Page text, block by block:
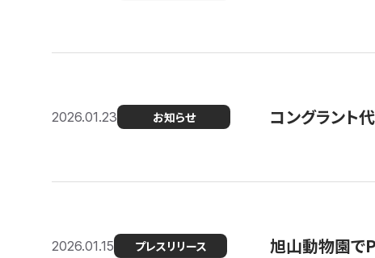
2026.01.23 お知らせ コングラント
2026.01.15 プレスリリース 旭山動物園で